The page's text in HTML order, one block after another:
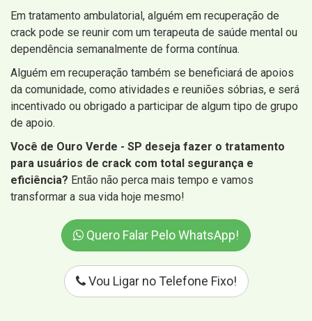
Em tratamento ambulatorial, alguém em recuperação de
crack pode se reunir com um terapeuta de saúde mental ou
dependência semanalmente de forma contínua.
Alguém em recuperação também se beneficiará de apoios
da comunidade, como atividades e reuniões sóbrias, e será
incentivado ou obrigado a participar de algum tipo de grupo
de apoio.
Você de Ouro Verde - SP deseja fazer o tratamento
para usuários de crack com total segurança e
eficiência? Então não perca mais tempo e vamos
transformar a sua vida hoje mesmo!
Quero Falar Pelo WhatsApp!
Vou Ligar no Telefone Fixo!